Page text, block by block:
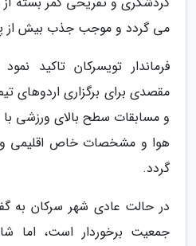
می گردد و موجب جذب بیش از
فرماندار تویسرکان تاکید
مقصدی برای برگزاری اردوهای
و مسابقات سطح بالای ورزشی
هوا و مشخصات خاص اقلیمی و
گردد.
در حالت عادی شهر سرکان به
جمعیت برخوردار است، اما